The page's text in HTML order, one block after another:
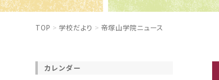
TOP 学校だより 帝塚山学院ニュース
カレンダー